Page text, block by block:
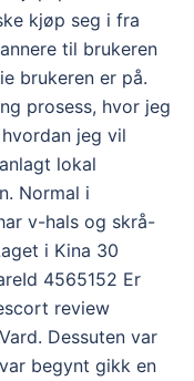
kjøp seg i fra
til brukeren
brukeren er på.
prosess, hvor jeg
jeg vil
lokal
Normal i
v-hals og skrå-
i Kina 30
4565152 Er
review
Dessuten var
begynt gikk en